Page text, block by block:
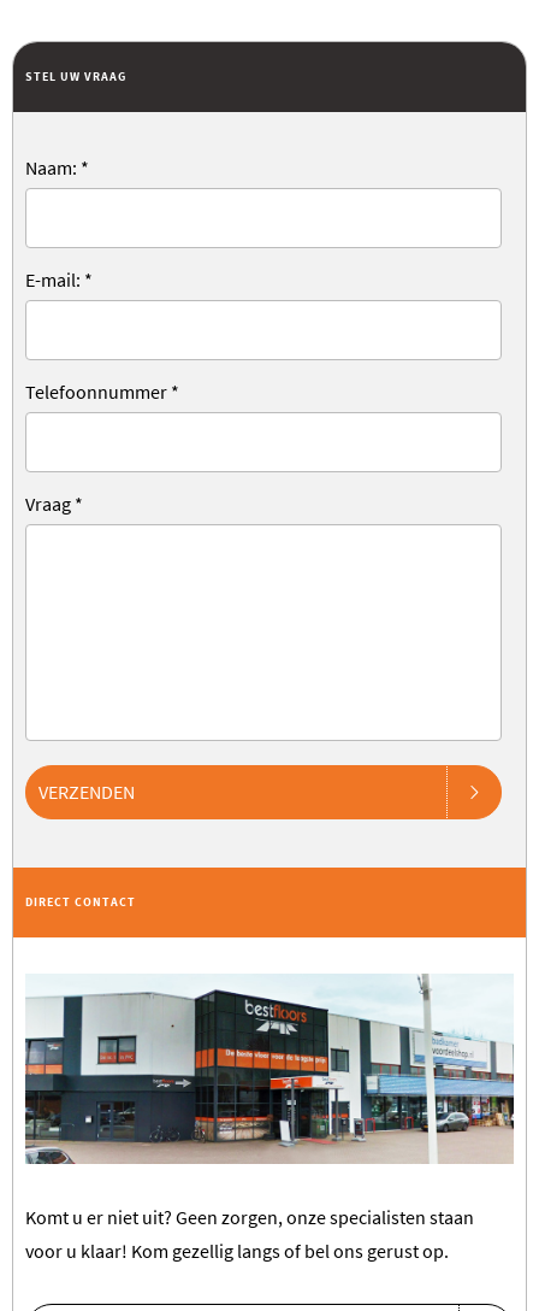
STEL UW VRAAG
Naam: *
E-mail: *
Telefoonnummer *
Vraag *
VERZENDEN
DIRECT CONTACT
Komt u er niet uit? Geen zorgen, onze specialisten staan
voor u klaar! Kom gezellig langs of bel ons gerust op.